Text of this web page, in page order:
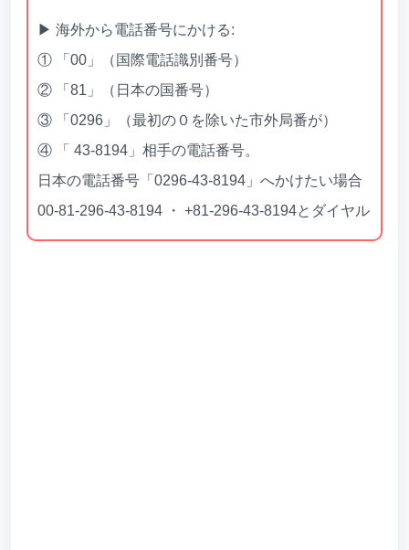
▶ 海外から電話番号にかける:
① 「00」（国際電話識別番号）
② 「81」（日本の国番号）
③ 「0296」（最初の０を除いた市外局番が）
④ 「 43-8194」相手の電話番号。
日本の電話番号「0296-43-8194」へかけたい場合
00-81-296-43-8194 ・ +81-296-43-8194とダイヤル